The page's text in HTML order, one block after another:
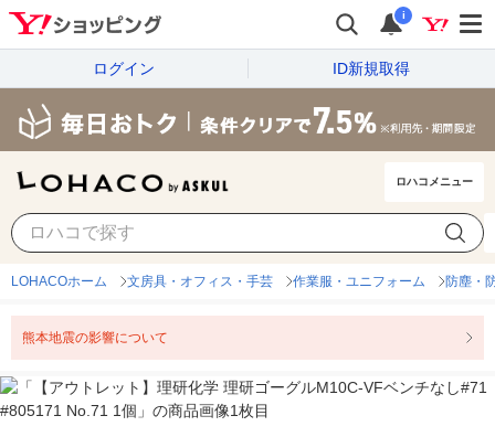
i
ログイン ID新規取得
ロハコメニュー
LOHACOホーム 文房具・オフィス・手芸 作業服・ユニフォーム 防塵・
熊本地震の影響について